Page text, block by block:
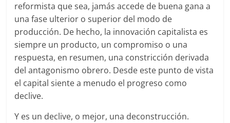
reformista que sea, jamás accede de buena gana a
una fase ulterior o superior del modo de
producción. De hecho, la innovación capitalista es
siempre un producto, un compromiso o una
respuesta, en resumen, una constricción derivada
del antagonismo obrero. Desde este punto de vista
el capital siente a menudo el progreso como
declive.
Y es un declive, o mejor, una deconstrucción.